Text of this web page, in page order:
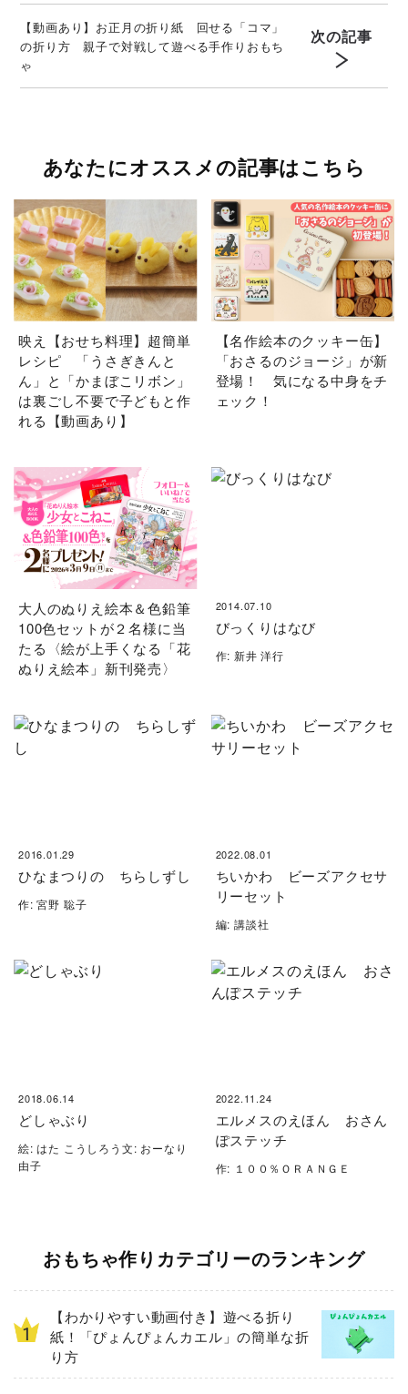
【動画あり】お正月の折り紙 回せる「コマ」
の折り方 親子で対戦して遊べる手作りおもち
ゃ
次の記事
あなたにオススメの記事はこちら
映え【おせち料理】超簡単
レシピ 「うさぎきんと
ん」と「かまぼこリボン」
は裏ごし不要で子どもと作
れる【動画あり】
【名作絵本のクッキー缶】
「おさるのジョージ」が新
登場！ 気になる中身をチ
ェック！
大人のぬりえ絵本＆色鉛筆
100色セットが２名様に当
たる〈絵が上手くなる「花
ぬりえ絵本」新刊発売〉
2014.07.10
びっくりはなび
作: 新井 洋行
2016.01.29
ひなまつりの ちらしずし
作: 宮野 聡子
2022.08.01
ちいかわ ビーズアクセサ
リーセット
編: 講談社
2018.06.14
どしゃぶり
絵: はた こうしろう文: おーなり
由子
2022.11.24
エルメスのえほん おさん
ぽステッチ
作: １００％ＯＲＡＮＧＥ
おもちゃ作りカテゴリーのランキング
【わかりやすい動画付き】遊べる折り
紙！「ぴょんぴょんカエル」の簡単な折
り方